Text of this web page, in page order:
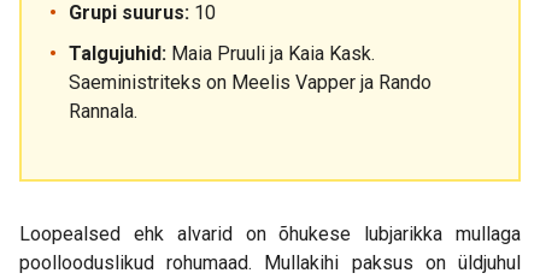
Grupi suurus: 10
Talgujuhid: Maia Pruuli ja Kaia Kask.
Saeministriteks on Meelis Vapper ja Rando
Rannala.
Loopealsed ehk alvarid on õhukese lubjarikka mullaga
poollooduslikud rohumaad. Mullakihi paksus on üldjuhul